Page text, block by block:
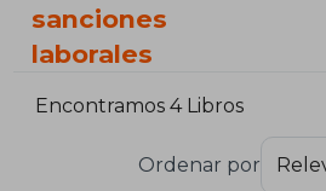
sanciones
laborales
Encontramos 4 Libros
Ordenar por